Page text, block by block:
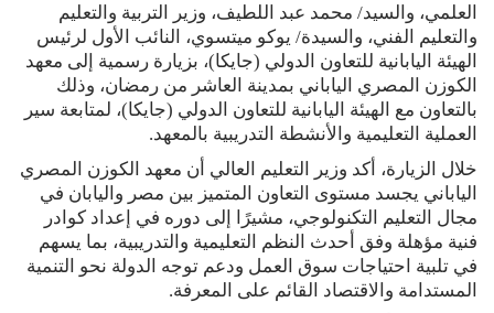
العلمي، والسيد/ محمد عبد اللطيف، وزير التربية والتعليم
والتعليم الفني، والسيدة/ يوكو ميتسوي، النائب الأول لرئيس
الهيئة اليابانية للتعاون الدولي (جايكا)، بزيارة رسمية إلى معهد
الكوزن المصري الياباني بمدينة العاشر من رمضان، وذلك
بالتعاون مع الهيئة اليابانية للتعاون الدولي (جايكا)، لمتابعة سير
العملية التعليمية والأنشطة التدريبية بالمعهد.
خلال الزيارة، أكد وزير التعليم العالي أن معهد الكوزن المصري
الياباني يجسد مستوى التعاون المتميز بين مصر واليابان في
مجال التعليم التكنولوجي، مشيرًا إلى دوره في إعداد كوادر
فنية مؤهلة وفق أحدث النظم التعليمية والتدريبية، بما يسهم
في تلبية احتياجات سوق العمل ودعم توجه الدولة نحو التنمية
المستدامة والاقتصاد القائم على المعرفة.